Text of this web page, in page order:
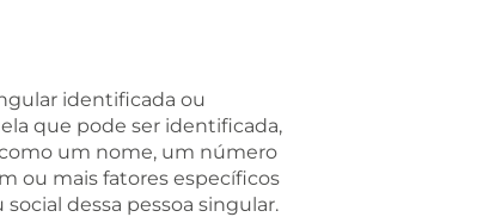
identificada ou
que pode ser identificada,
um nome, um número
ou mais fatores específicos
dessa pessoa singular.